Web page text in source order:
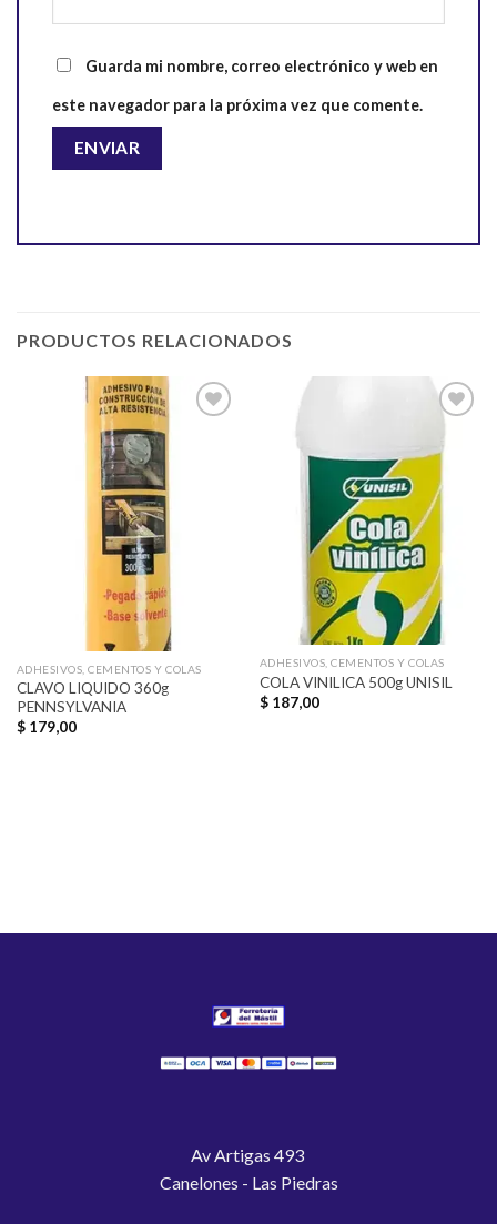
Guarda mi nombre, correo electrónico y web en
este navegador para la próxima vez que comente.
PRODUCTOS RELACIONADOS
ADHESIVOS, CEMENTOS Y COLAS
CLAVO LIQUIDO 360g
PENNSYLVANIA
$179,00
a la
lista de
deseos
ADHESIVOS, CEMENTOS Y COLAS
COLA VINILICA 500g UNISIL
$187,00
Av Artigas 493
Canelones - Las Piedras